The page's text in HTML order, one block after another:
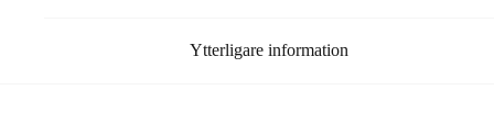
Ytterligare information